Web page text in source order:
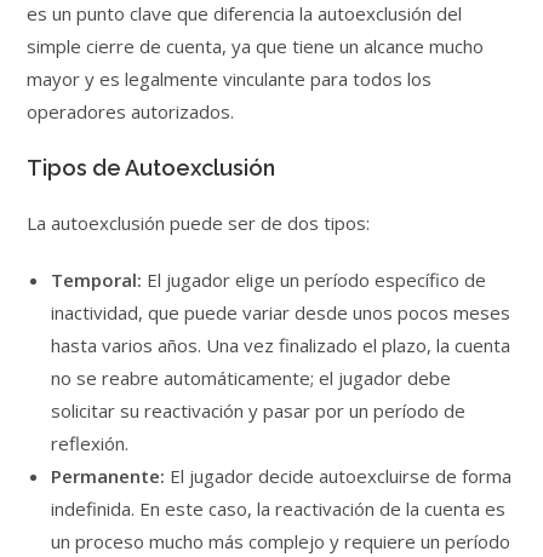
es un punto clave que diferencia la autoexclusión del
simple cierre de cuenta, ya que tiene un alcance mucho
mayor y es legalmente vinculante para todos los
operadores autorizados.
Tipos de Autoexclusión
La autoexclusión puede ser de dos tipos:
Temporal: El jugador elige un período específico de
inactividad, que puede variar desde unos pocos meses
hasta varios años. Una vez finalizado el plazo, la cuenta
no se reabre automáticamente; el jugador debe
solicitar su reactivación y pasar por un período de
reflexión.
Permanente: El jugador decide autoexcluirse de forma
indefinida. En este caso, la reactivación de la cuenta es
un proceso mucho más complejo y requiere un período